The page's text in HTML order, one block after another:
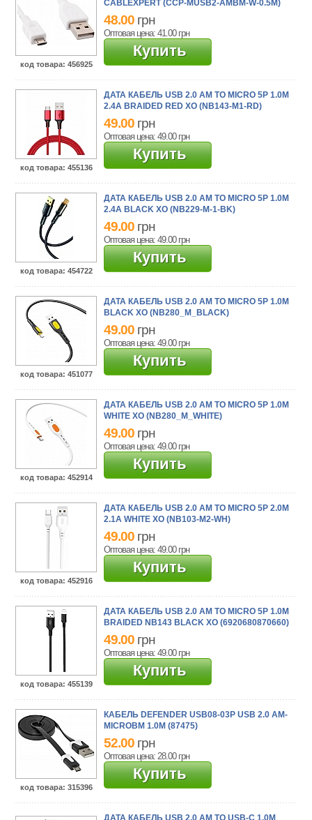
код товара: 456925
CABLEXPERT (CCP-MUSB2-AMBM-W-0.5M)
48.00 грн
Оптовая цена: 41.00 грн
Купить
код товара: 455136
ДАТА КАБЕЛЬ USB 2.0 AM TO MICRO 5P 1.0M
2.4A BRAIDED RED XO (NB143-M1-RD)
49.00 грн
Оптовая цена: 49.00 грн
Купить
код товара: 454722
ДАТА КАБЕЛЬ USB 2.0 AM TO MICRO 5P 1.0M
2.4A BLACK XO (NB229-M-1-BK)
49.00 грн
Оптовая цена: 49.00 грн
Купить
код товара: 451077
ДАТА КАБЕЛЬ USB 2.0 AM TO MICRO 5P 1.0M
BLACK XO (NB280_M_BLACK)
49.00 грн
Оптовая цена: 49.00 грн
Купить
код товара: 452914
ДАТА КАБЕЛЬ USB 2.0 AM TO MICRO 5P 1.0M
WHITE XO (NB280_M_WHITE)
49.00 грн
Оптовая цена: 49.00 грн
Купить
код товара: 452916
ДАТА КАБЕЛЬ USB 2.0 AM TO MICRO 5P 2.0M
2.1A WHITE XO (NB103-M2-WH)
49.00 грн
Оптовая цена: 49.00 грн
Купить
код товара: 455139
ДАТА КАБЕЛЬ USB 2.0 AM TO MICRO 5P 1.0M
BRAIDED NB143 BLACK XO (6920680870660)
49.00 грн
Оптовая цена: 49.00 грн
Купить
код товара: 315396
КАБЕЛЬ DEFENDER USB08-03P USB 2.0 AM-
MICROBM 1.0M (87475)
52.00 грн
Оптовая цена: 28.00 грн
Купить
ДАТА КАБЕЛЬ USB 2.0 AM TO USB-C 1.0M